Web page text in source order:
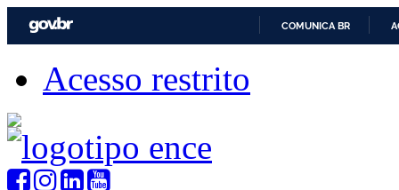
COMUNICA BR
Acesso restrito